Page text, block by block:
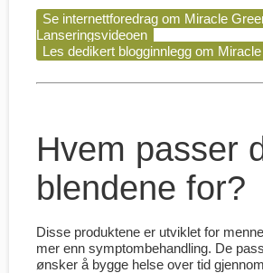
Se internettforedrag om Miracle
Lanseringsvideoen
Les dedikert blogginnlegg om
Hvem passer
blendene for?
Disse produktene er utviklet for
mer enn symptombehandling. De
ønsker å bygge helse over tid